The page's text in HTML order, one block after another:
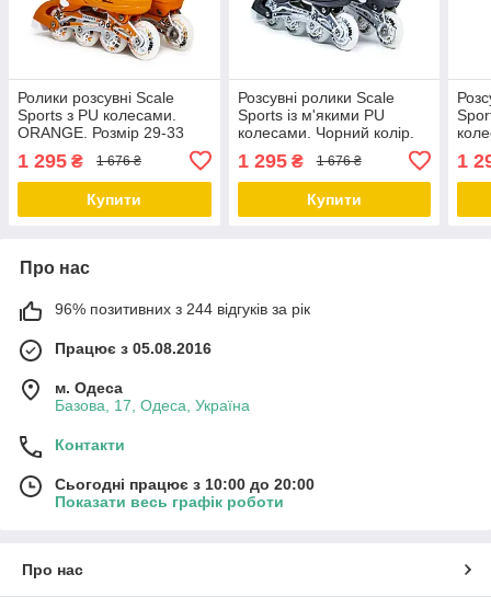
Ролики розсувні Scale
Sports з PU колесами.
ORANGE. Розмір 29-33
1 295 ₴ 1 676 ₴
Купити
Розсувні ролики Scale
Sports із м'якими PU
колесами. Чорний колір.
1 295₴ 1 676 ₴
Купити
1
Про нас
96% позитивних з 244 відгуків за рік
Працює з 05.08.2016
м. Одеса
Базова, 17, Одеса, Україна
Контакти
Сьогодні працює з 10:00 до 20:00
Показати весь графік роботи
Про нас